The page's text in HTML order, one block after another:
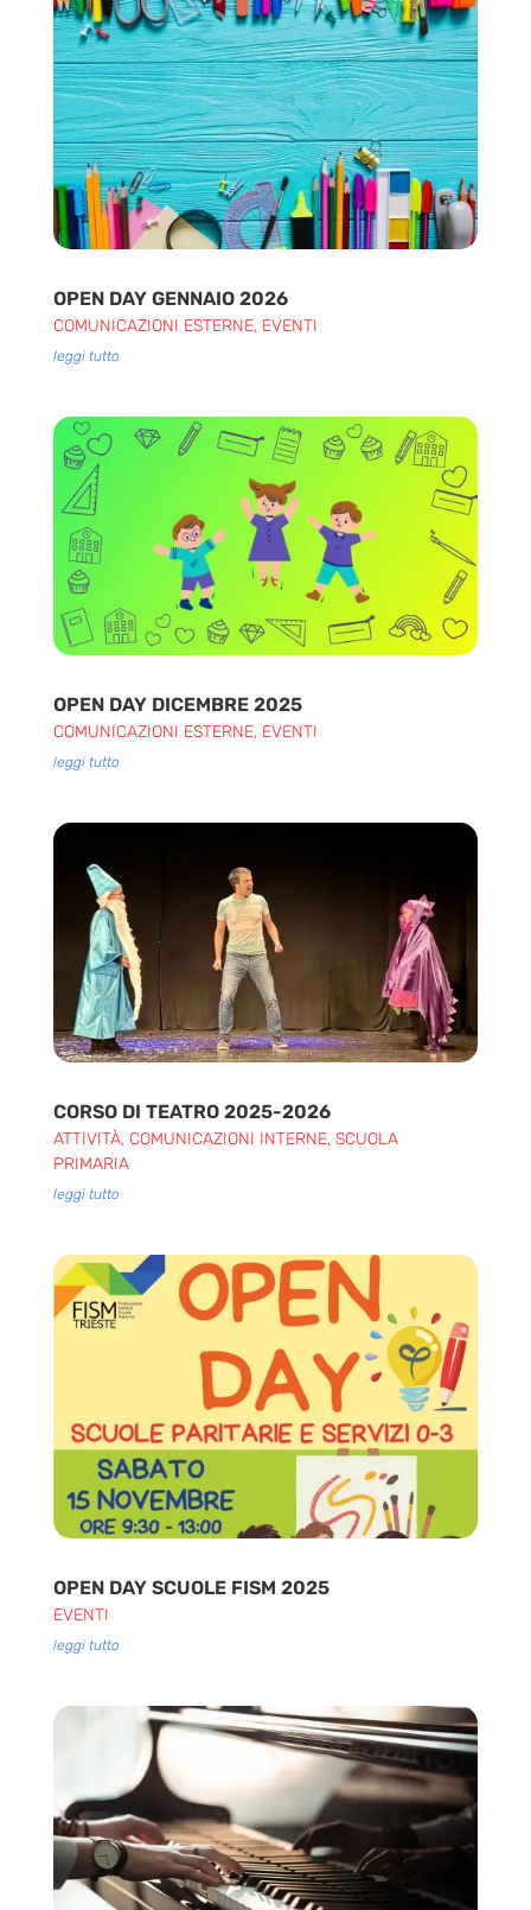
OPEN DAY GENNAIO 2026
COMUNICAZIONI ESTERNE, EVENTI
leggi tutto
OPEN DAY DICEMBRE 2025
COMUNICAZIONI ESTERNE, EVENTI
leggi tutto
CORSO DI TEATRO 2025-2026
ATTIVITÀ, COMUNICAZIONI INTERNE, SCUOLA
PRIMARIA
leggi tutto
OPEN DAY SCUOLE FISM 2025
EVENTI
leggi tutto